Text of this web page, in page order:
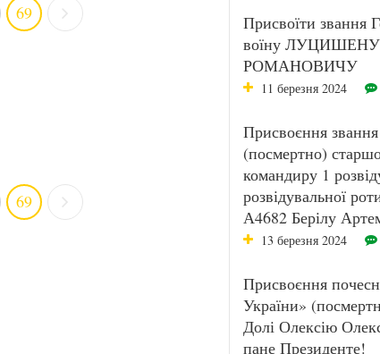
69
69
Присвоїти звання
воїну
РОМАНОВИЧУ
11 березня 2024
Присвоєння
(посмертно)
командиру 1
розвідувальної
А4682 Берілу
13 березня 2024
Присвоєння
України»
Долі Олексію
пане Президенте!